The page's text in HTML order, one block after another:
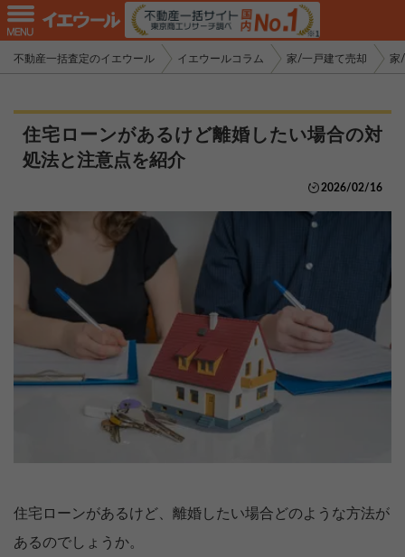
不動産一括査定のイエウール イエウールコラム 家/一戸建て売却 家
住宅ローンがあるけど離婚したい場合の対
処法と注意点を紹介
2026/02/16
住宅ローンがあるけど、離婚したい場合どのような方法が
あるのでしょうか。